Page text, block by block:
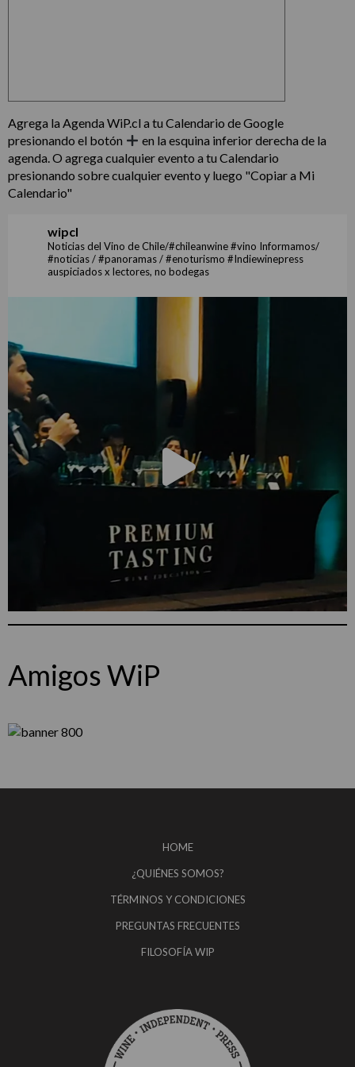
Agrega la Agenda WiP.cl a tu Calendario de Google
presionando el botón
en la esquina inferior derecha de la
agenda. O agrega cualquier evento a tu Calendario
presionando sobre cualquier evento y luego "Copiar a Mi
Calendario"
wipcl
Noticias del Vino de Chile/#chileanwine #vino Informamos/
#noticias / #panoramas / #enoturismo #Indiewinepress
auspiciados x lectores, no bodegas
Amigos WiP
HOME
¿QUIÉNES SOMOS?
TÉRMINOS Y CONDICIONES
PREGUNTAS FRECUENTES
FILOSOFÍA WIP